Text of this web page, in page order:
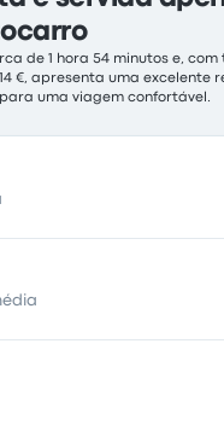
de 1 hora 54 minutos e, com
€, apresenta uma excelente
uma viagem confortável.